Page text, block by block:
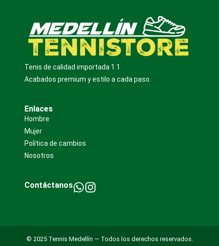
Tenis de calidad importada 1.1
Acabados premium y estilo a cada paso.
Enlaces
Hombre
Mujer
Política de cambios
Nosotros
Contáctanos
© 2025 Tennis Medellín — Todos los derechos reservados.